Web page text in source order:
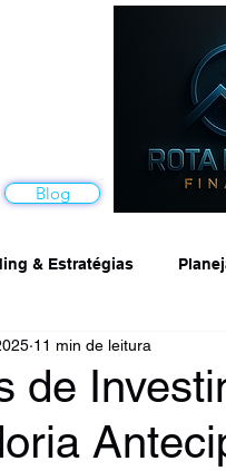
Blog
& Estratégias
Finanças Pessoais
de
11 min de leitura